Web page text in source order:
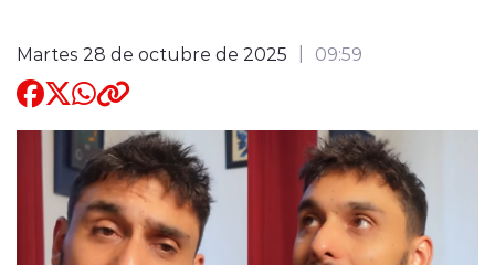
Entrevistas
Martes 28 de octubre de 2025 09:59